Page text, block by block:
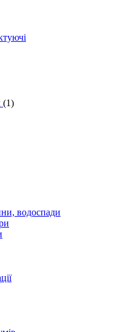
(1)
водоспади